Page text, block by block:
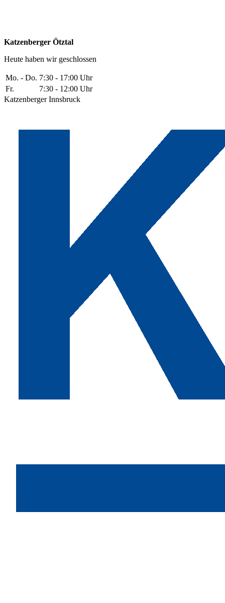
Katzenberger Ötztal
Heute haben wir geschlossen
Mo. - Do. 7:30 - 17:00 Uhr
Fr.
7:30 - 12:00 Uhr
Katzenberger Innsbruck